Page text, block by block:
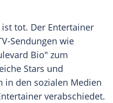
tot. Der Entertainer
Sendungen wie
Bio" zum
Stars und
in den sozialen Medien
verabschiedet.